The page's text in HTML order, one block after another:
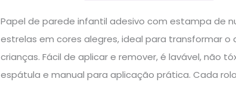
Papel de parede infantil adesivo com estampa de
estrelas em cores alegres, ideal para transformar o
crianças. Fácil de aplicar e remover, é lavável, não
espátula e manual para aplicação prática. Cada